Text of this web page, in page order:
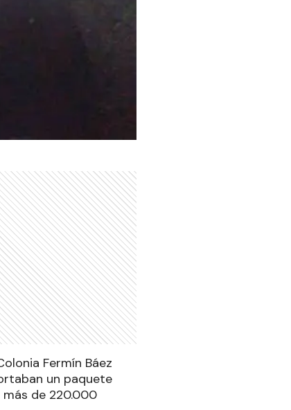
Fermín Báez
un paquete
de 220.000